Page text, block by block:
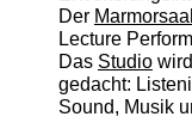
Der Marmorsaal
Lecture
Das Studiowird
gedacht:
Sound, Musik